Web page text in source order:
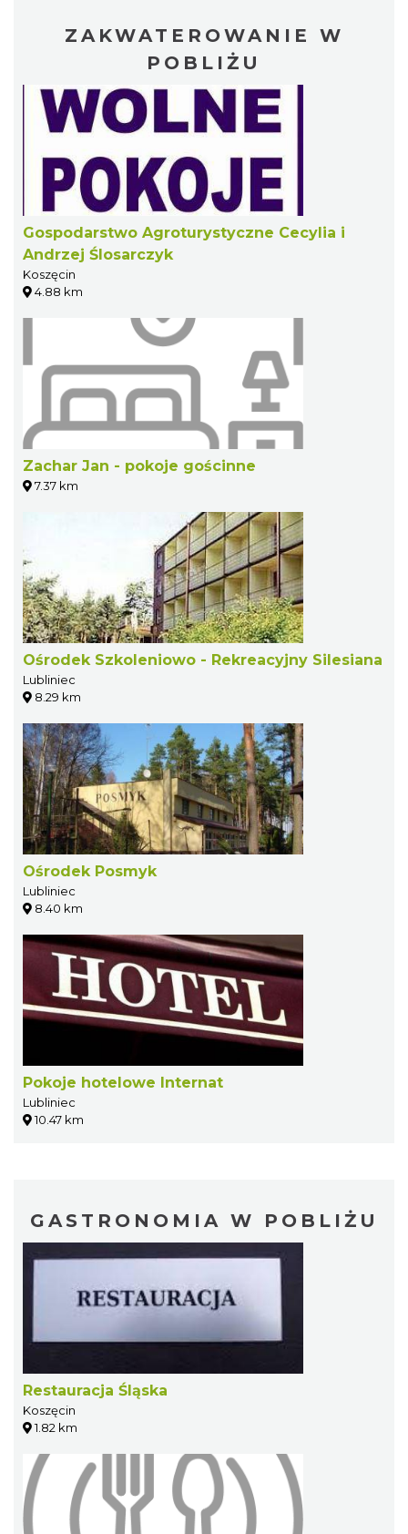
ZAKWATEROWANIE W
POBLIŻU
Gospodarstwo Agroturystyczne Cecylia i
Andrzej Ślosarczyk
Koszęcin
4.88 km
Zachar Jan - pokoje gościnne
7.37 km
Ośrodek Szkoleniowo - Rekreacyjny Silesiana
Lubliniec
8.29 km
Ośrodek Posmyk
Lubliniec
8.40 km
Pokoje hotelowe Internat
Lubliniec
10.47 km
GASTRONOMIA W POBLIŻU
Restauracja Śląska
Koszęcin
1.82 km